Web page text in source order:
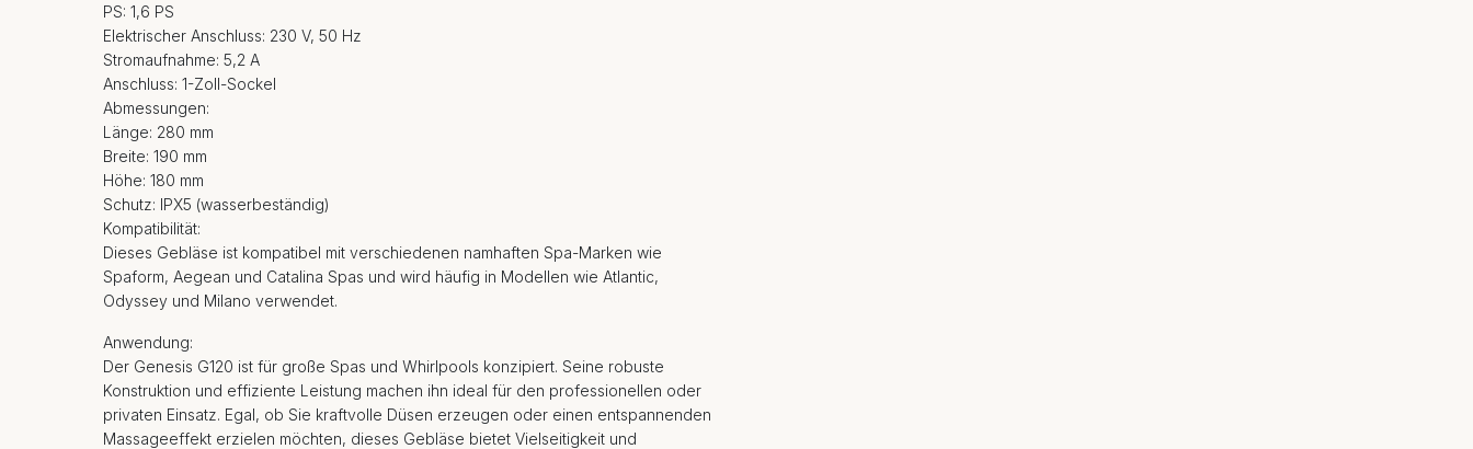
PS: 1,6 PS
Elektrischer Anschluss: 230 V, 50 Hz
Stromaufnahme: 5,2 A
Anschluss: 1-Zoll-Sockel
Abmessungen:
Länge: 280 mm
Breite: 190 mm
Höhe: 180 mm
Schutz: IPX5 (wasserbeständig)
Kompatibilität:
Dieses Gebläse ist kompatibel mit verschiedenen namhaften Spa-Marken wie
Spaform, Aegean und Catalina Spas und wird häufig in Modellen wie Atlantic,
Odyssey und Milano verwendet.
Anwendung:
Der Genesis G120 ist für große Spas und Whirlpools konzipiert. Seine robuste
Konstruktion und effiziente Leistung machen ihn ideal für den professionellen oder
privaten Einsatz. Egal, ob Sie kraftvolle Düsen erzeugen oder einen entspannenden
Massageeffekt erzielen möchten, dieses Gebläse bietet Vielseitigkeit und